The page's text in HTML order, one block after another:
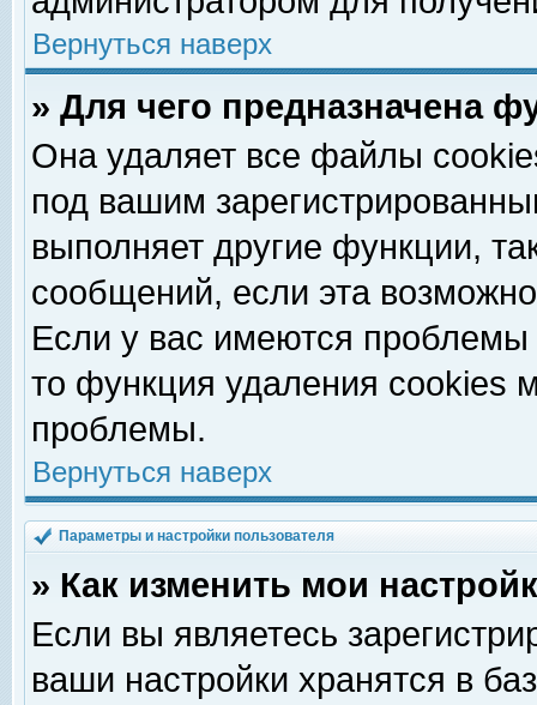
Вернуться наверх
» Для чего предназначена
Она удаляет все файлы
под вашим
выполняет другие функции,
сообщений, если эта
Если у вас имеются
то функция удаления cookies
проблемы.
Вернуться наверх
Параметры и настройки пользователя
» Как изменить мои
Если вы являетесь
ваши настройки хранятся в